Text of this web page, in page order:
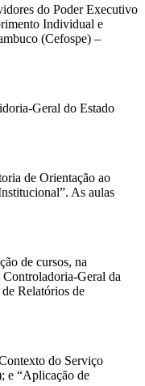
do Poder Executivo
Individual e
(Cefospe) –
Geral do Estado
de Orientação ao
As aulas
de cursos, na
Geral da
Relatórios de
do Serviço
e “Aplicação de